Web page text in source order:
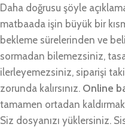
Daha doğrusu şöyle
matbaada işin büyük bir
bekleme sürelerinden ve
sormadan bilemezsiniz,
ilerleyemezsiniz, siparişi
zorunda kalırsınız. Online
tamamen ortadan
Siz dosyanızı yüklersiniz.